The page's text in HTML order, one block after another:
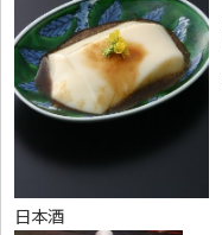
日本酒